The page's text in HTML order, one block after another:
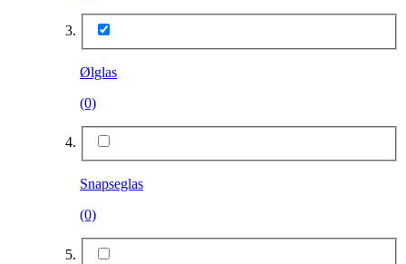
Ølglas
(0)
Snapseglas
(0)